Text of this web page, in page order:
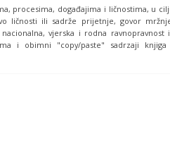
procesima, događajima i ličnostima, u
ličnosti ili sadrže prijetnje, govor
vjerska i rodna ravnopravnost
i obimni "copy/paste" sadrzaji